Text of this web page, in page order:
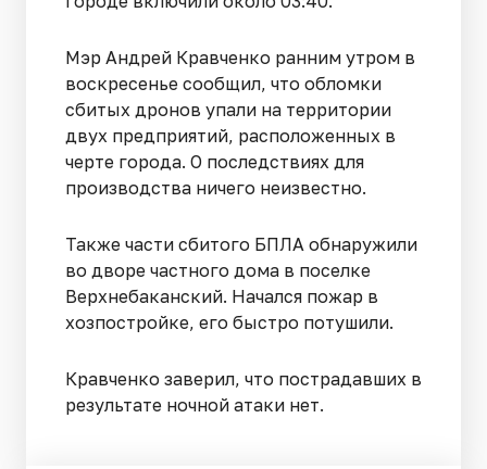
Мэр Андрей Кравченко ранним утром в
воскресенье сообщил, что обломки
сбитых дронов упали на территории
двух предприятий, расположенных в
черте города. О последствиях для
производства ничего неизвестно.
Также части сбитого БПЛА обнаружили
во дворе частного дома в поселке
Верхнебаканский. Начался пожар в
хозпостройке, его быстро потушили.
Кравченко заверил, что пострадавших в
результате ночной атаки нет.